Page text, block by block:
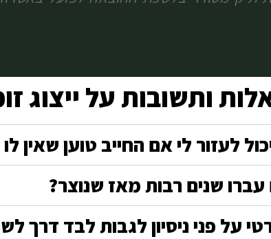
ותשובות על ייצוג
לעזור לי אם החייב טוען שאין
שנים רבות מאז שנוצר?
על פני ניסיון לגבות לבד דרך